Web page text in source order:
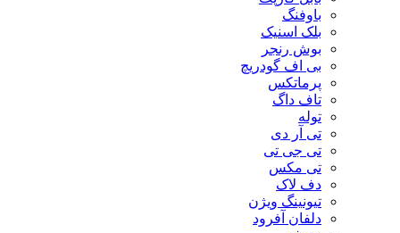
باوفنگ
بلک اسنیک
بوش رنجر
بی اف گودریچ
پرماتکس
تاف داگ
توله
تی آر دی
تی جی تی
تی مکس
دف لاک
تیونینگ ویژن
دلفان آفرود